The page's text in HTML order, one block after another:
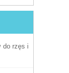
do rzęs i